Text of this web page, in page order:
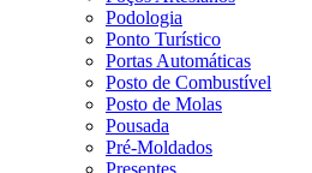
Podologia
Ponto Turístico
Portas Automáticas
Posto de Combustível
Posto de Molas
Pousada
Pré-Moldados
Presentes